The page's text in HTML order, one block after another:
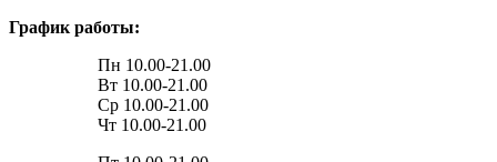
График работы:
Пн 10.00-21.00
Вт 10.00-21.00
Ср 10.00-21.00
Чт 10.00-21.00